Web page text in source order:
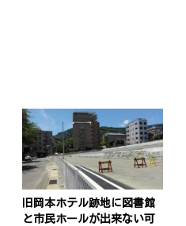
旧岡本ホテル跡地に図書館
と市民ホールが出来ない可